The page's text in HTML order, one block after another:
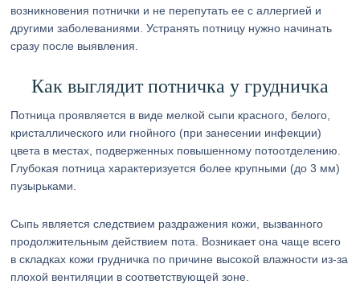
возникновения потнички и не перепутать ее с аллергией и
другими заболеваниями. Устранять потницу нужно начинать
сразу после выявления.
Как выглядит потничка у грудничка
Потница проявляется в виде мелкой сыпи красного, белого,
кристаллического или гнойного (при занесении инфекции)
цвета в местах, подверженных повышенному потоотделению.
Глубокая потница характеризуется более крупными (до 3 мм)
пузырьками.
Сыпь является следствием раздражения кожи, вызванного
продолжительным действием пота. Возникает она чаще всего
в складках кожи грудничка по причине высокой влажности из-за
плохой вентиляции в соответствующей зоне.